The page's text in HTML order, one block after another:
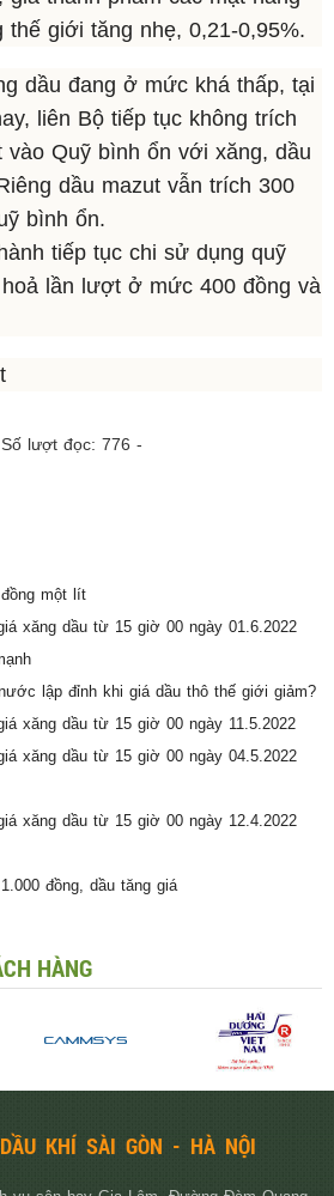
giới tăng nhẹ, 0,21-0,95%.
dầu đang ở mức khá thấp, tại
liên Bộ tiếp tục không trích
vào Quỹ bình ổn với xăng, dầu
dầu mazut vẫn trích 300
bình ổn.
tiếp tục chi sử dụng quỹ
lần lượt ở mức 400 đồng và
Số lượt đọc: 776 -
một lít
xăng dầu từ 15 giờ 00 ngày 01.6.2022
lập đỉnh khi giá dầu thô thế giới giảm?
xăng dầu từ 15 giờ 00 ngày 11.5.2022
xăng dầu từ 15 giờ 00 ngày 04.5.2022
xăng dầu từ 15 giờ 00 ngày 12.4.2022
đồng, dầu tăng giá
HÀNG
KHÍ SÀI GÒN - HÀ NỘI